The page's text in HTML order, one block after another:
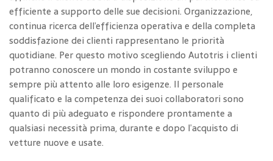
efficiente a supporto delle sue decisioni. Organizzazione,
continua ricerca dell’efficienza operativa e della completa
soddisfazione dei clienti rappresentano le priorità
quotidiane. Per questo motivo scegliendo Autotris i clienti
potranno conoscere un mondo in costante sviluppo e
sempre più attento alle loro esigenze. Il personale
qualificato e la competenza dei suoi collaboratori sono
quanto di più adeguato e rispondere prontamente a
qualsiasi necessità prima, durante e dopo l’acquisto di
vetture nuove e usate.